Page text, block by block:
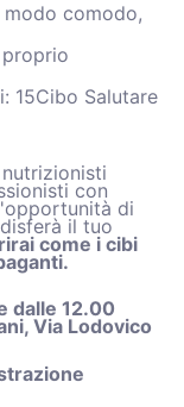
comodo,
15Cibo Salutare
con
di
il tuo
come i cibi
dalle 12.00
Via Lodovico